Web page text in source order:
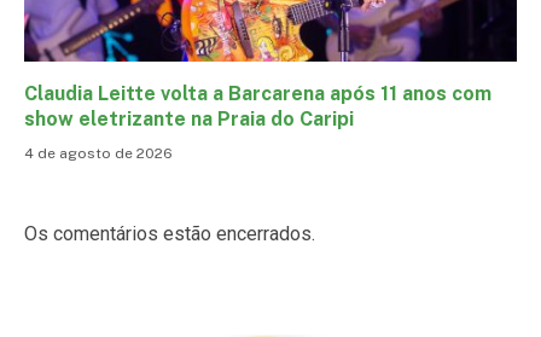
Claudia Leitte volta a Barcarena após 11 anos com
show eletrizante na Praia do Caripi
4 de agosto de 2026
Os comentários estão encerrados.